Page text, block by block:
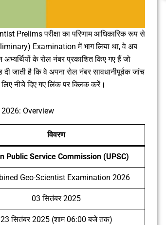
Prelims परीक्षा का परिणाम आधिकारिक रूप से
Examination में भाग लिया था, वे अब
के रोल नंबर प्रकाशित किए गए हैं जो
जाती है कि वे अपना रोल नंबर सावधानीपूर्वक जांच
नीचे दिए गए लिंक पर क्लिक करें।
Overview
विवरण
Public Service Commission (UPSC)
Geo-Scientist Examination 2026
03 सितंबर 2025
23 सितंबर 2025 (शाम 06:00 बजे तक)